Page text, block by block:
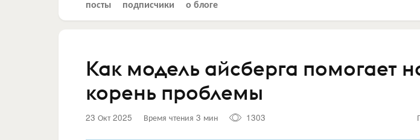
посты подписчики о блоге
Как модель айсберга помогает
корень проблемы
23 Окт 2025 Время чтения 3 мин 1303